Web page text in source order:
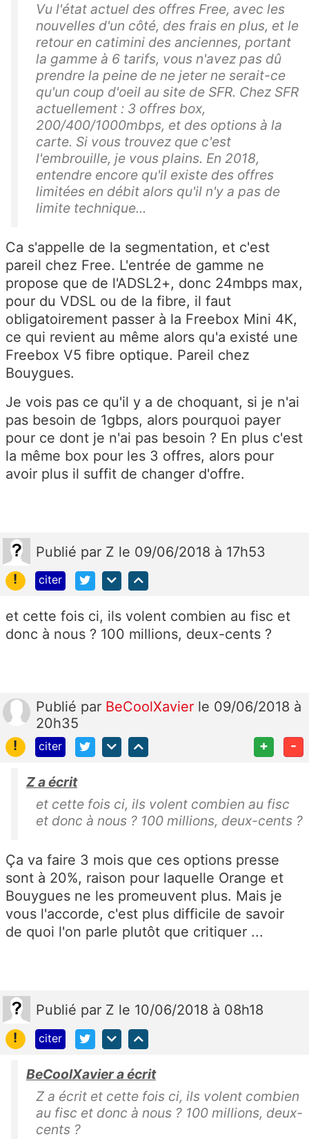
Vu l'état actuel des offres Free, avec les
nouvelles d'un côté, des frais en plus, et le
retour en catimini des anciennes, portant
la gamme à 6 tarifs, vous n'avez pas dû
prendre la peine de ne jeter ne serait-ce
qu'un coup d'oeil au site de SFR. Chez SFR
actuellement : 3 offres box,
200/400/1000mbps, et des options à la
carte. Si vous trouvez que c'est
l'embrouille, je vous plains. En 2018,
entendre encore qu'il existe des offres
limitées en débit alors qu'il n'y a pas de
limite technique...
Ca s'appelle de la segmentation, et c'est
pareil chez Free. L'entrée de gamme ne
propose que de l'ADSL2+, donc 24mbps max,
pour du VDSL ou de la fibre, il faut
obligatoirement passer à la Freebox Mini 4K,
ce qui revient au même alors qu'a existé une
Freebox V5 fibre optique. Pareil chez
Bouygues.
Je vois pas ce qu'il y a de choquant, si je n'ai
pas besoin de 1gbps, alors pourquoi payer
pour ce dont je n'ai pas besoin ? En plus c'est
la même box pour les 3 offres, alors pour
avoir plus il suffit de changer d'offre.
Publié par Z le 09/06/2018 à 17h53
!
citer
et cette fois ci, ils volent combien au fisc et
donc à nous ? 100 millions, deux-cents ?
Publié par BeCoolXavier le 09/06/2018 à
20h35
!
citer + -
Z a écrit
et cette fois ci, ils volent combien au fisc
et donc à nous ? 100 millions, deux-cents ?
Ça va faire 3 mois que ces options presse
sont à 20%, raison pour laquelle Orange et
Bouygues ne les promeuvent plus. Mais je
vous l'accorde, c'est plus difficile de savoir
de quoi l'on parle plutôt que critiquer ...
Publié par Z le 10/06/2018 à 08h18
!
citer
BeCoolXavier a écrit
Z a écrit et cette fois ci, ils volent combien
au fisc et donc à nous ? 100 millions, deux-
cents ?